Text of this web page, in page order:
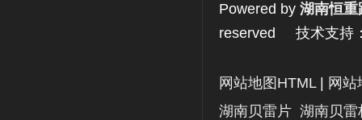
Powered by 湖南恒重
reserved 技术支持
网站地图HTML|
网站
湖南贝雷片 湖南贝雷